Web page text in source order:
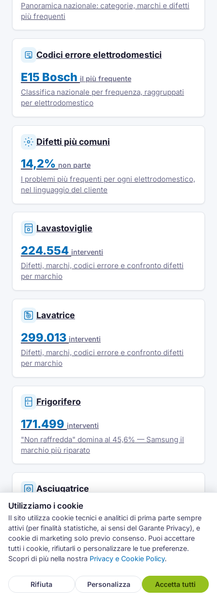
Panoramica nazionale: categorie, marchi e difetti
più frequenti
Codici errore elettrodomestici
E15 Bosch il più frequente
Classifica nazionale per frequenza, raggruppati
per elettrodomestico
Difetti più comuni
14,2% non parte
I problemi più frequenti per ogni elettrodomestico,
nel linguaggio del cliente
Lavastoviglie
224.554 interventi
Difetti, marchi, codici errore e confronto difetti
per marchio
Lavatrice
299.013 interventi
Difetti, marchi, codici errore e confronto difetti
per marchio
Frigorifero
171.499 interventi
"Non raffredda" domina al 45,6% — Samsung il
marchio più riparato
Asciugatrice
58.572
Electrolux guida al 14,8% — "non asciuga" il
difetto più frequente
Forno
57.436
Utilizziamo i cookie
Il sito utilizza cookie tecnici e analitici di prima parte sempre
attivi (per finalità statistiche, ai sensi del Garante Privacy), e
cookie di marketing solo previo consenso. Puoi accettare
tutti i cookie, rifiutarli o personalizzare le tue preferenze.
Scopri di più nella nostra Privacy e Cookie Policy.
Rifiuta Personalizza Accetta tutti